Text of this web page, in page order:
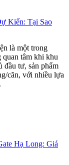
Kiến: Tại Sao
là một trong
quan tâm khi khu
đầu tư, sản phẩm
căn, với nhiều lựa
Hạ Long: Giá